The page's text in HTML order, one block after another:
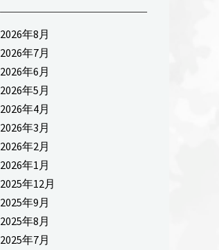
2026年8月
2026年7月
2026年6月
2026年5月
2026年4月
2026年3月
2026年2月
2026年1月
2025年12月
2025年9月
2025年8月
2025年7月